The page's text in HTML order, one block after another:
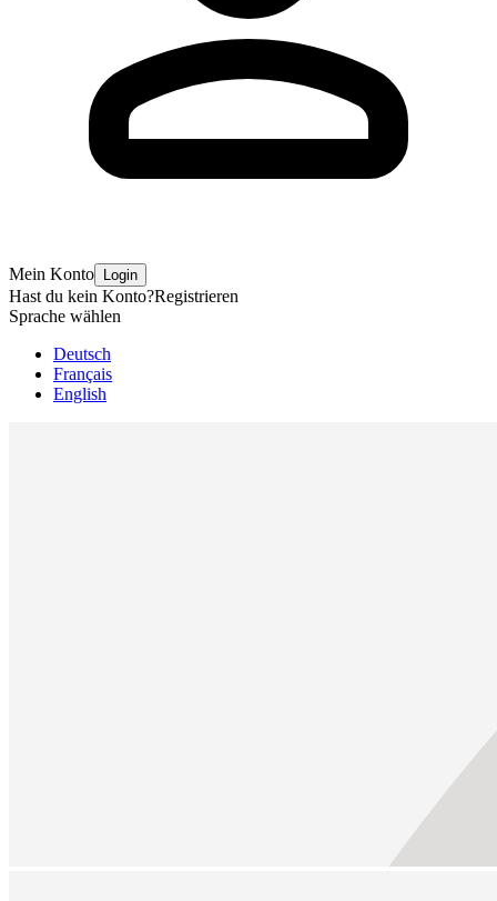
Mein Konto Login
Hast du kein Konto?Registrieren
Sprache wählen
Deutsch
Français
English